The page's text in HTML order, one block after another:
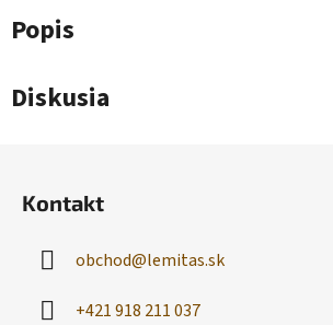
Popis
Diskusia
Kontakt
obchod@lemitas.sk
+421 918 211 037